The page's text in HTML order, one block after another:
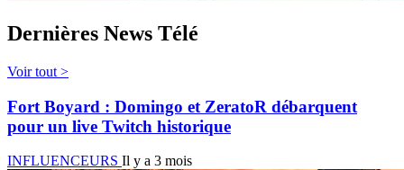
Dernières News Télé
Voir tout >
Fort Boyard : Domingo et ZeratoR débarquent
pour un live Twitch historique
INFLUENCEURS Il y a 3 mois